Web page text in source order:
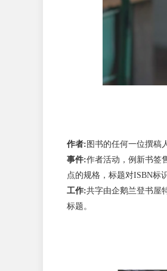
作者: 图书的任何一位撰稿
事件:作者活动，例新书签
点的规格，标题对ISBN标
工作:共字由企鹅兰登书屋
标题。